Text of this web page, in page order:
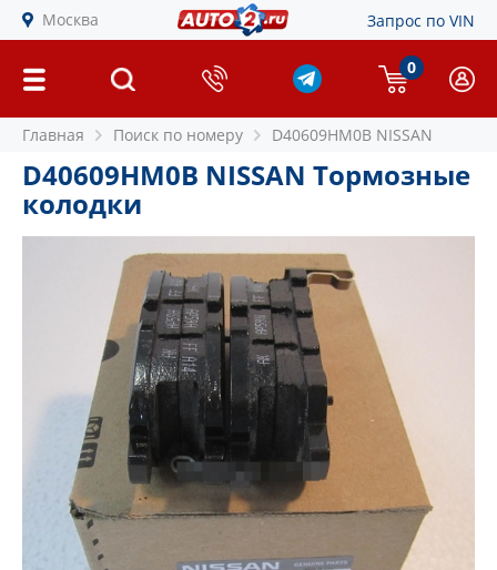
Москва Запрос по VIN
0
Главная Поиск по номеру D40609HM0B NISSAN
D40609HM0B NISSAN Тормозные
колодки